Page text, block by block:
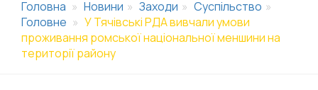
Головна Новини Заходи
Суспільство
Головне
У Тячівські РДА вивчали умови
проживання ромської національної меншини на
території району